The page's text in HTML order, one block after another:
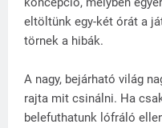
eltöltünk egy-két órát a
törnek a hibák.
A nagy, bejárható világ
rajta mit csinálni. Ha
belefuthatunk lófráló